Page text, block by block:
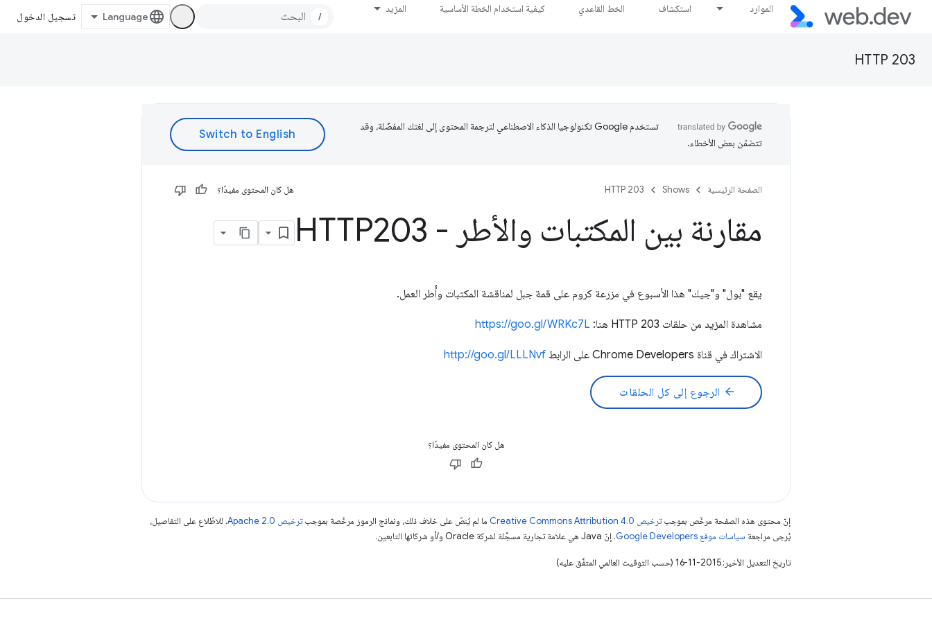
الموارد استكشاف الخط القاعدي كيفية استخدام الخطة الأساسية المزيد
/ تسجيل الدخول
HTTP 203
تستخدم Google تكنولوجيا الذكاء الاصطناعي لترجمة المحتوى إلى لغتك المفضّلة، وقد
تتضمّن بعض الأخطاء.
الصفحة الرئيسية Shows
HTTP 203 هل كان المحتوى مفيدًا؟
مقارنة بين المكتبات والأطر - HTTP203
يقع "بول" و"جيك" هذا الأسبوع في مزرعة كروم على قمة جبل لمناقشة المكتبات وأُطر العمل.
مشاهدة المزيد من حلقات HTTP 203 هنا: https://goo.gl/WRKc7L
الاشتراك في قناة Chrome Developers على الرابط http://goo.gl/LLLNvf
arrow_back الرجوع إلى كل الحلقات
هل كان المحتوى مفيدًا؟
إنّ محتوى هذه الصفحة مرخّص بموجبترخيص Creative Commons Attribution 4.0‏ ما لم يُنصّ على خلاف ذلك، ونماذج الرموز مرخّصة بموجبترخيص Apache 2.0‏
. للاطّلاع على التفاصيل،
يُرجى مراجعة سياسات موقع Google Developers‏ . إنّ Java هي علامة تجارية مسجَّلة لشركة Oracle و/أو شركائها التابعين.
تاريخ التعديل الأخير: 2015-11-16 (حسب التوقيت العالمي المتفَّق عليه)